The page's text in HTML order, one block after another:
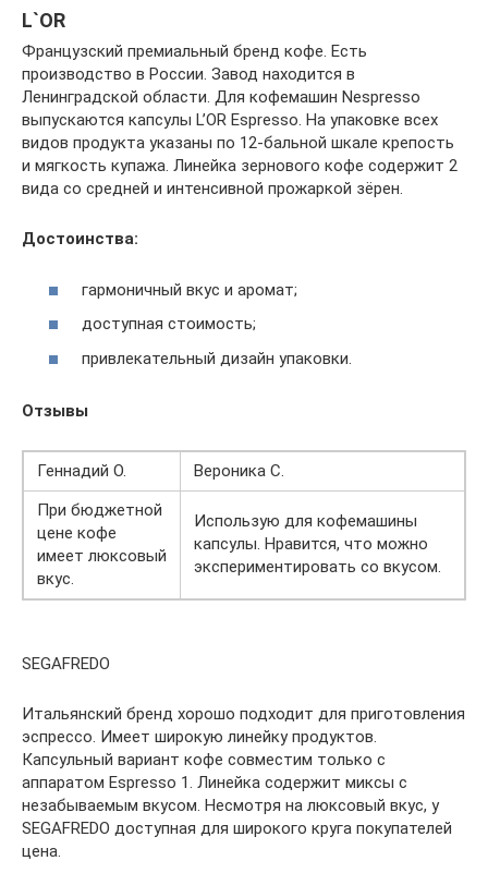
L`OR
Французский премиальный бренд кофе. Есть
производство в России. Завод находится в
Ленинградской области. Для кофемашин Nespresso
выпускаются капсулы L’ОR Espresso. На упаковке всех
видов продукта указаны по 12-бальной шкале крепость
и мягкость купажа. Линейка зернового кофе содержит 2
вида со средней и интенсивной прожаркой зёрен.
Достоинства:
гармоничный вкус и аромат;
доступная стоимость;
привлекательный дизайн упаковки.
Отзывы
Геннадий О.
Вероника С.
При бюджетной
цене кофе
имеет люксовый
вкус.
Использую для кофемашины
капсулы. Нравится, что можно
экспериментировать со вкусом.
SEGAFREDO
Итальянский бренд хорошо подходит для приготовления
эспрессо. Имеет широкую линейку продуктов.
Капсульный вариант кофе совместим только с
аппаратом Espresso 1. Линейка содержит миксы с
незабываемым вкусом. Несмотря на люксовый вкус, у
SEGAFREDO доступная для широкого круга покупателей
цена.